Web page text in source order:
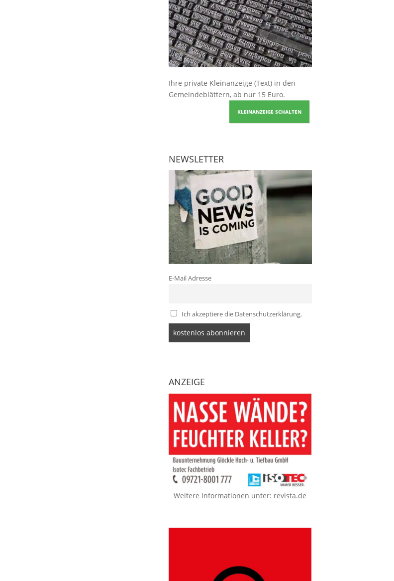
Ihre private Kleinanzeige (Text) in den
Gemeindeblättern, ab nur 15 Euro.
KLEINANZEIGE SCHALTEN
NEWSLETTER
E-Mail Adresse
Ich akzeptiere die Datenschutzerklärung.
ANZEIGE
Weitere Informationen unter: revista.de